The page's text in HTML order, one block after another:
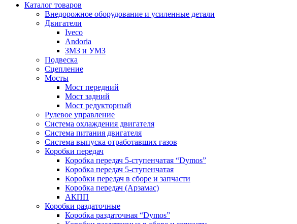
Каталог товаров
Внедорожное оборудование и усиленные детали
Двигатели
Iveco
Andoria
ЗМЗ и УМЗ
Подвеска
Сцепление
Мосты
Мост передний
Мост задний
Мост редукторный
Рулевое управление
Система охлаждения двигателя
Система питания двигателя
Система выпуска отработавших газов
Коробки передач
Коробка передач 5-ступенчатая “Dymos”
Коробка передач 5-ступенчатая
Коробки передач в сборе и запчасти
Коробка передач (Арзамас)
АКПП
Коробки раздаточные
Коробка раздаточная “Dymos”